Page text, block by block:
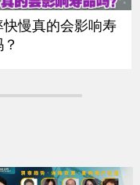
快慢真的会影响寿